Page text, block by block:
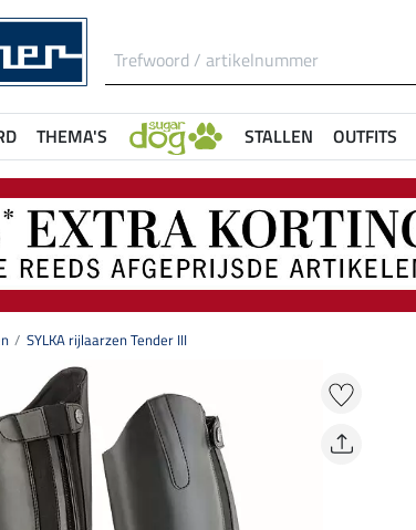
THEMA'S STALLEN OUTFITS
SYLKA rijlaarzen Tender III